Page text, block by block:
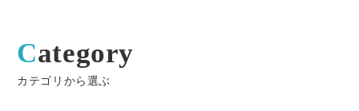
Category
カテゴリから選ぶ